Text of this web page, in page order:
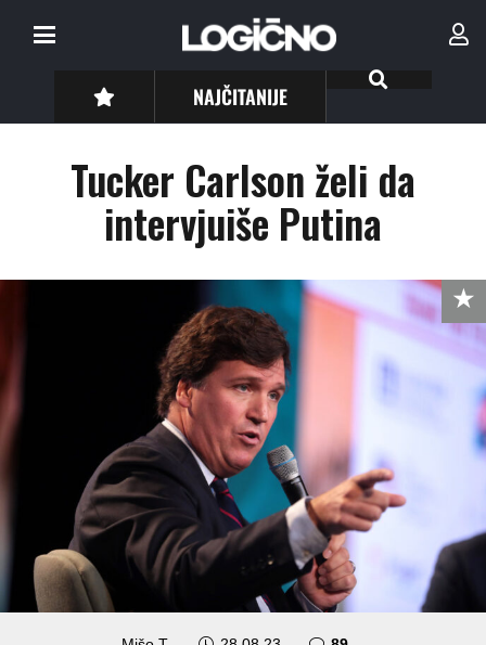
NAJČITANIJE
Tucker Carlson želi da
intervjuiše Putina